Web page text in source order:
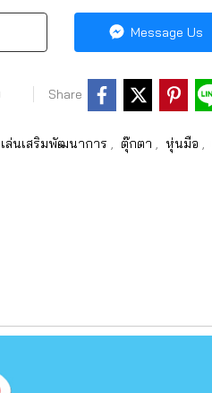
Message Us
Share
ล่นเสริมพัฒนาการ ตุ๊กตา หุ่นมือ